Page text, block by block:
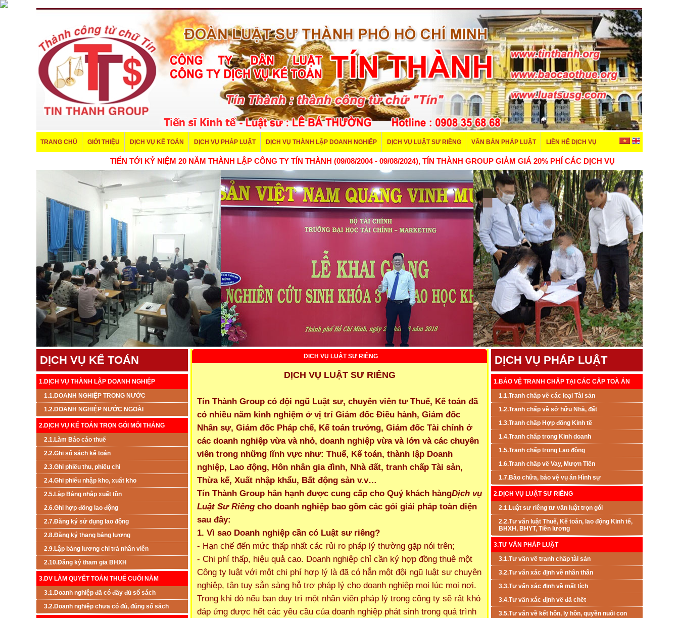
TRANG CHỦ GIỚI THIỆU DỊCH VỤ KẾ TOÁN DỊCH VỤ PHÁP LUẬT DỊCH VỤ THÀNH LẬP DOANH NGHIỆP DỊCH VỤ LUẬT SƯ RIÊNG VĂN BẢN PHÁP LUẬT LIÊN HỆ DỊCH VỤ
TIẾN TỚI KỶ NIỆM 20 NĂM THÀNH LẬP CÔNG TY TÍN THÀNH (09/08/2004 - 09/08/2024), TÍN THÀNH GROUP GIẢM GIÁ 20% PHÍ CÁC DỊCH VỤ
DỊCH VỤ KẾ TOÁN
1.DỊCH VỤ THÀNH LẬP DOANH NGHIỆP
1.1.DOANH NGHIỆP TRONG NƯỚC
1.2.DOANH NGHIỆP NƯỚC NGOÀI
2.DỊCH VỤ KẾ TOÁN TRỌN GÓI MỖI THÁNG
2.1.Làm Báo cáo thuế
2.2.Ghi sổ sách kế toán
2.3.Ghi phiếu thu, phiếu chi
2.4.Ghi phiếu nhập kho, xuất kho
2.5.Lập Bảng nhập xuất tồn
2.6.Ghi hợp đồng lao động
2.7.Đăng ký sử dụng lao động
2.8.Đăng ký thang bảng lương
2.9.Lập bảng lương chi trả nhân viên
2.10.Đăng ký tham gia BHXH
3.DV LÀM QUYẾT TOÁN THUẾ CUỐI NĂM
3.1.Doanh nghiệp đã có đầy đủ sổ sách
3.2.Doanh nghiệp chưa có đủ, đúng sổ sách
DỊCH VỤ LUẬT SƯ RIÊNG
DỊCH VỤ LUẬT SƯ RIÊNG
Tín Thành Group có đội ngũ Luật sư, chuyên viên tư Thuế, Kế toán đã
có nhiều năm kinh nghiệm ở vị trí Giám đốc Điều hành, Giám đốc
Nhân sự, Giám đốc Pháp chế, Kế toán trưởng, Giám đốc Tài chính ở
các doanh nghiệp vừa và nhỏ, doanh nghiệp vừa và lớn và các chuyên
viên trong những lĩnh vực như: Thuế, Kế toán, thành lập Doanh
nghiệp, Lao động, Hôn nhân gia đình, Nhà đất, tranh chấp Tài sản,
Thừa kế, Xuất nhập khẩu, Bất động sản v.v…
Tín Thành Group hân hạnh được cung cấp cho Quý khách hàngDịch vụ
Luật Sư Riêng cho doanh nghiệp bao gồm các gói giải pháp toàn diện
sau đây:
1. Vì sao Doanh nghiệp cần có Luật sư riêng?
- Hạn chế đến mức thấp nhất các rủi ro pháp lý thường gặp nói trên;
- Chi phí thấp, hiệu quả cao. Doanh nghiệp chỉ cần ký hợp đồng thuê một
Công ty luật với một chi phí hợp lý là đã có hẳn một đội ngũ luật sư chuyên
nghiệp, tận tụy sẵn sàng hỗ trợ pháp lý cho doanh nghiệp mọi lúc mọi nơi.
Trong khi đó nếu bạn duy trì một nhân viên pháp lý trong công ty sẽ rất khó
đáp ứng được hết các yêu cầu của doanh nghiệp phát sinh trong quá trình
DỊCH VỤ PHÁP LUẬT
1.BẢO VỆ TRANH CHẤP TẠI CÁC CẤP TOÀ ÁN
1.1.Tranh chấp về các loại Tài sản
1.2.Tranh chấp về sở hữu Nhà, đất
1.3.Tranh chấp Hợp đồng Kinh tế
1.4.Tranh chấp trong Kinh doanh
1.5.Tranh chấp trong Lao đông
1.6.Tranh chấp về Vay, Mượn Tiền
1.7.Bào chữa, bảo vệ vụ án Hình sự
2.DỊCH VỤ LUẬT SƯ RIÊNG
2.1.Luật sư riêng tư vấn luật trọn gói
2.2.Tư vấn luật Thuế, Kế toán, lao động Kinh tế,
BHXH, BHYT, Tiền lương
3.TƯ VẤN PHÁP LUẬT
3.1.Tư vấn về tranh chấp tài sản
3.2.Tư vấn xác định về nhân thân
3.3.Tư vấn xác định về mất tích
3.4.Tư vấn xác định về đã chết
3.5.Tư vấn về kết hôn, ly hôn, quyền nuôi con